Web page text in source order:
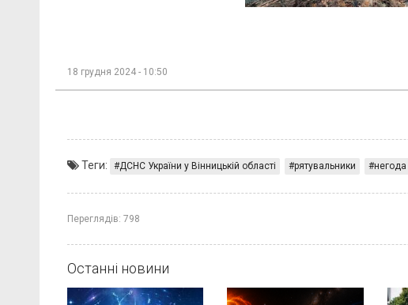
18 грудня 2024 - 10:50
Теги: ДСНС України у Вінницькій області рятувальники негода
Переглядів: 798
Останні новини